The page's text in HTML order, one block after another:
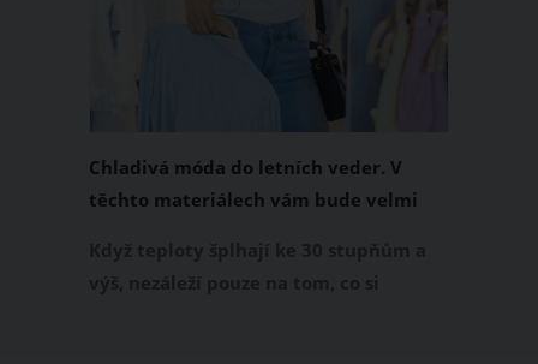
Chladivá móda do letních veder. V
těchto materiálech vám bude velmi